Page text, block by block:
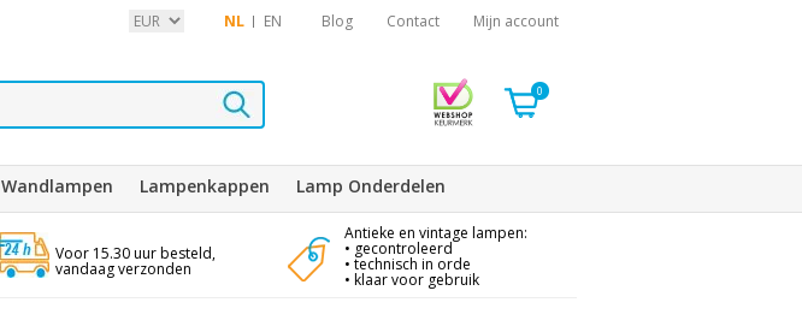
NL EN Blog Contact Mijn account
0
Wandlampen Lampenkappen Lamp Onderdelen
Voor 15.30 uur besteld,
vandaag verzonden
Antieke en vintage lampen:
• gecontroleerd
• technisch in orde
• klaar voor gebruik